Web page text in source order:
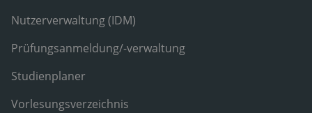
Nutzerverwaltung (IDM)
Prüfungsanmeldung/-verwaltung
Studienplaner
Vorlesungsverzeichnis